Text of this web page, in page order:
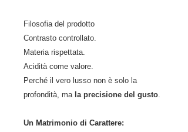
Filosofia del prodotto
Contrasto controllato.
Materia rispettata.
Acidità come valore.
Perché il vero lusso non è solo la
profondità, ma la precisione del gusto.
Un Matrimonio di Carattere: